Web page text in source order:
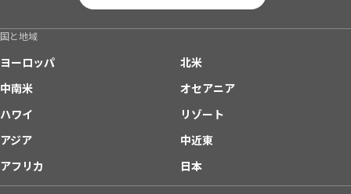
国と地域
ヨーロッパ
北米
中南米
オセアニア
ハワイ
リゾート
アジア
中近東
アフリカ
日本